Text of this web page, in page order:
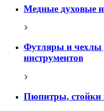
Медные духовые
Футляры и чехлы
инструментов
Пюпитры, стойки